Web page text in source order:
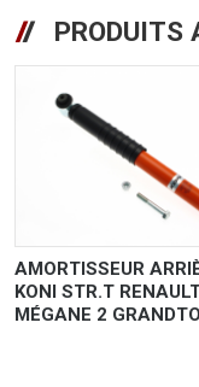
PRODUITS
AMORTISSEUR
KONI STR.T
MÉGANE 2